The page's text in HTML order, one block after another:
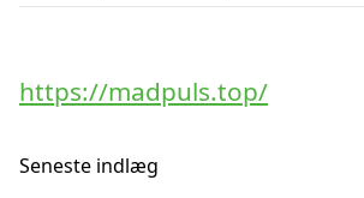
https://madpuls.top/
Seneste indlæg